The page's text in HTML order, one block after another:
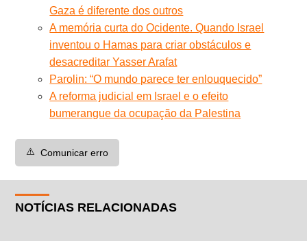
Gaza é diferente dos outros
A memória curta do Ocidente. Quando Israel
inventou o Hamas para criar obstáculos e
desacreditar Yasser Arafat
Parolin: “O mundo parece ter enlouquecido”
A reforma judicial em Israel e o efeito
bumerangue da ocupação da Palestina
⚠️ Comunicar erro
NOTÍCIAS RELACIONADAS